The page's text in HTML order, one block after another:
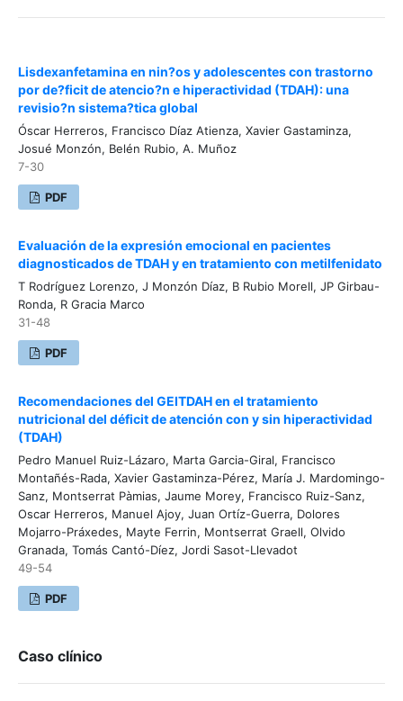
Lisdexanfetamina en nin?os y adolescentes con trastorno
por de?ficit de atencio?n e hiperactividad (TDAH): una
revisio?n sistema?tica global
Óscar Herreros, Francisco Díaz Atienza, Xavier Gastaminza,
Josué Monzón, Belén Rubio, A. Muñoz
7-30
PDF
Evaluación de la expresión emocional en pacientes
diagnosticados de TDAH y en tratamiento con metilfenidato
T Rodríguez Lorenzo, J Monzón Díaz, B Rubio Morell, JP Girbau-
Ronda, R Gracia Marco
31-48
PDF
Recomendaciones del GEITDAH en el tratamiento
nutricional del déficit de atención con y sin hiperactividad
(TDAH)
Pedro Manuel Ruiz-Lázaro, Marta Garcia-Giral, Francisco
Montañés-Rada, Xavier Gastaminza-Pérez, María J. Mardomingo-
Sanz, Montserrat Pàmias, Jaume Morey, Francisco Ruiz-Sanz,
Oscar Herreros, Manuel Ajoy, Juan Ortíz-Guerra, Dolores
Mojarro-Práxedes, Mayte Ferrin, Montserrat Graell, Olvido
Granada, Tomás Cantó-Díez, Jordi Sasot-Llevadot
49-54
PDF
Caso clínico